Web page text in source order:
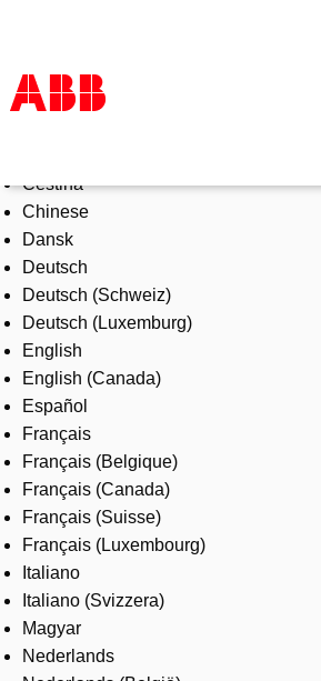
Products & Solutions
Industries
Services
About us
Where to buy
Contact us
Careers
Čeština
Chinese
Dansk
Deutsch
Deutsch (Schweiz)
Deutsch (Luxemburg)
English
English (Canada)
Español
Français
Français (Belgique)
Français (Canada)
Français (Suisse)
Français (Luxembourg)
Italiano
Italiano (Svizzera)
Magyar
Nederlands